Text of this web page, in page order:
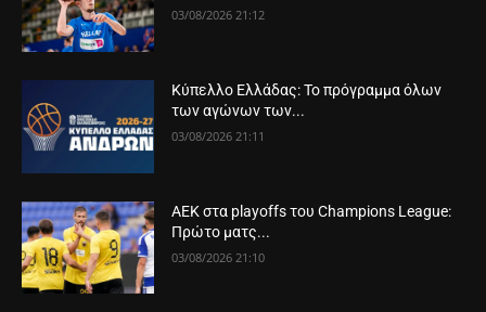
03/08/2026 21:12
Κύπελλο Ελλάδας: Το πρόγραμμα όλων
των αγώνων των...
03/08/2026 21:11
ΑΕΚ στα playoffs του Champions League:
Πρώτο ματς...
03/08/2026 21:10